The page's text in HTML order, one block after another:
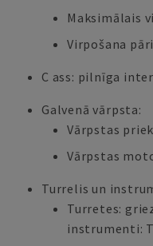
Maksimālais
Virpošana
C ass: pilnīga
Galvenā vārpsta:
Vārpstas
Vārpstas
Turrelis un
Turretes:
instrumenti: